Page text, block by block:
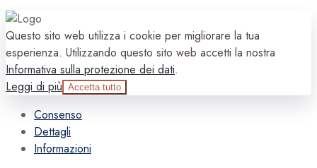
Questo sito web utilizza i cookie per migliorare la tua
esperienza. Utilizzando questo sito web accetti la nostra
Informativa sulla protezione dei dati.
Leggi di più Accetta tutto
Consenso
Dettagli
Informazioni